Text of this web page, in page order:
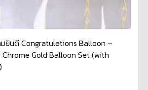
ยินดี Congratulations Balloon –
Chrome Gold Balloon Set (with